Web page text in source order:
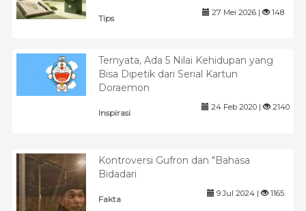
Tips
27 Mei 2026 | 148
Ternyata, Ada 5 Nilai Kehidupan yang
Bisa Dipetik dari Serial Kartun
Doraemon
Inspirasi
24 Feb 2020 | 2140
Kontroversi Gufron dan "Bahasa
Bidadari
Fakta
9 Jul 2024 | 1165